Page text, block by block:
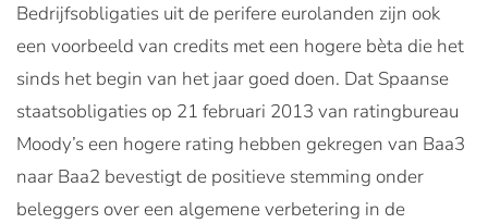
Bedrijfsobligaties uit de perifere eurolanden zijn ook
een voorbeeld van credits met een hogere bèta die het
sinds het begin van het jaar goed doen. Dat Spaanse
staatsobligaties op 21 februari 2013 van ratingbureau
Moody’s een hogere rating hebben gekregen van Baa3
naar Baa2 bevestigt de positieve stemming onder
beleggers over een algemene verbetering in de